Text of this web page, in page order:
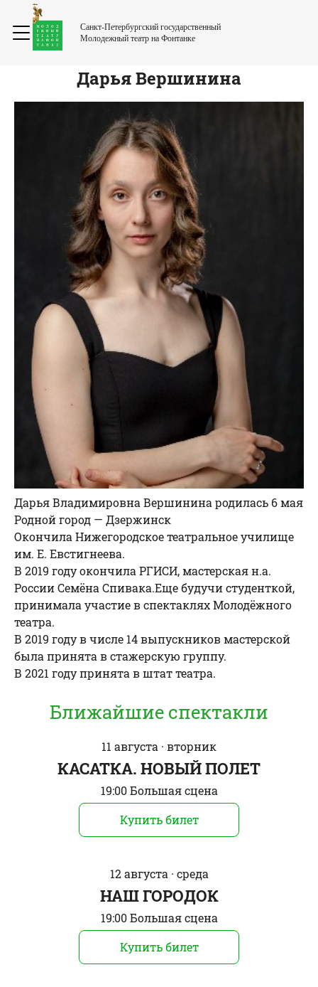
Санкт-Петербургский государственный
Молодежный театр на Фонтанке
ДарьяВершинина
Дарья Владимировна Вершинина родилась 6 мая
Родной город — Дзержинск
Окончила Нижегородское театральное училище
им. Е. Евстигнеева.
В 2019 году окончила РГИСИ, мастерская н.а.
России Семёна Спивака.Еще будучи студенткой,
принимала участие в спектаклях Молодёжного
театра.
В 2019 году в числе 14 выпускников мастерской
была принята в стажерскую группу.
В 2021 году принята в штат театра.
Ближайшие спектакли
11 августа · вторник
КАСАТКА. НОВЫЙ ПОЛЕТ
19:00 Большая сцена
Купить билет
12 августа · среда
НАШ ГОРОДОК
19:00 Большая сцена
Купить билет